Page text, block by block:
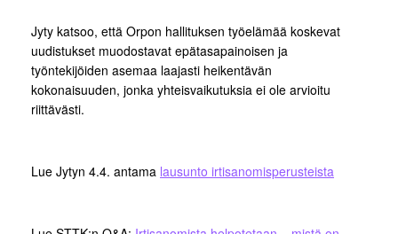
Jyty katsoo, että Orpon hallituksen työelämää koskevat
uudistukset muodostavat epätasapainoisen ja
työntekijöiden asemaa laajasti heikentävän
kokonaisuuden, jonka yhteisvaikutuksia ei ole arvioitu
riittävästi.
Lue Jytyn 4.4. antama lausunto irtisanomisperusteista